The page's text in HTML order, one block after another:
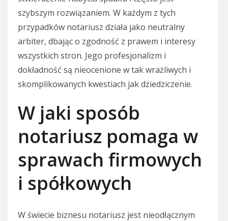
szybszym rozwiązaniem. W każdym z tych
przypadków notariusz działa jako neutralny
arbiter, dbając o zgodność z prawem i interesy
wszystkich stron. Jego profesjonalizm i
dokładność są nieocenione w tak wrażliwych i
skomplikowanych kwestiach jak dziedziczenie.
W jaki sposób
notariusz pomaga w
sprawach firmowych
i spółkowych
W świecie biznesu notariusz jest nieodłącznym